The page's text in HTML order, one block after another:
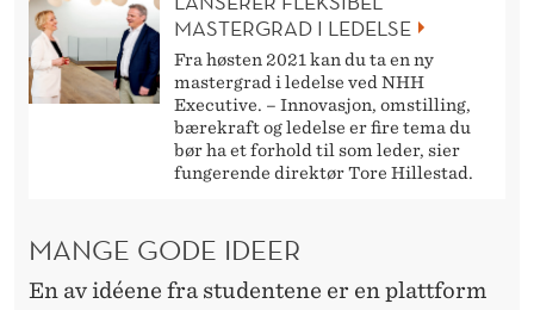
MASTERGRAD I LEDELSE
Fra høsten 2021 kan du ta en ny
mastergrad i ledelse ved NHH
Executive. – Innovasjon, omstilling,
bærekraft og ledelse er fire tema du
bør ha et forhold til som leder, sier
fungerende direktør Tore Hillestad.
MANGE GODE IDEER
En av idéene fra studentene er en plattform